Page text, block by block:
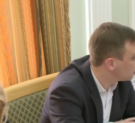
Перейти к основному содержанию